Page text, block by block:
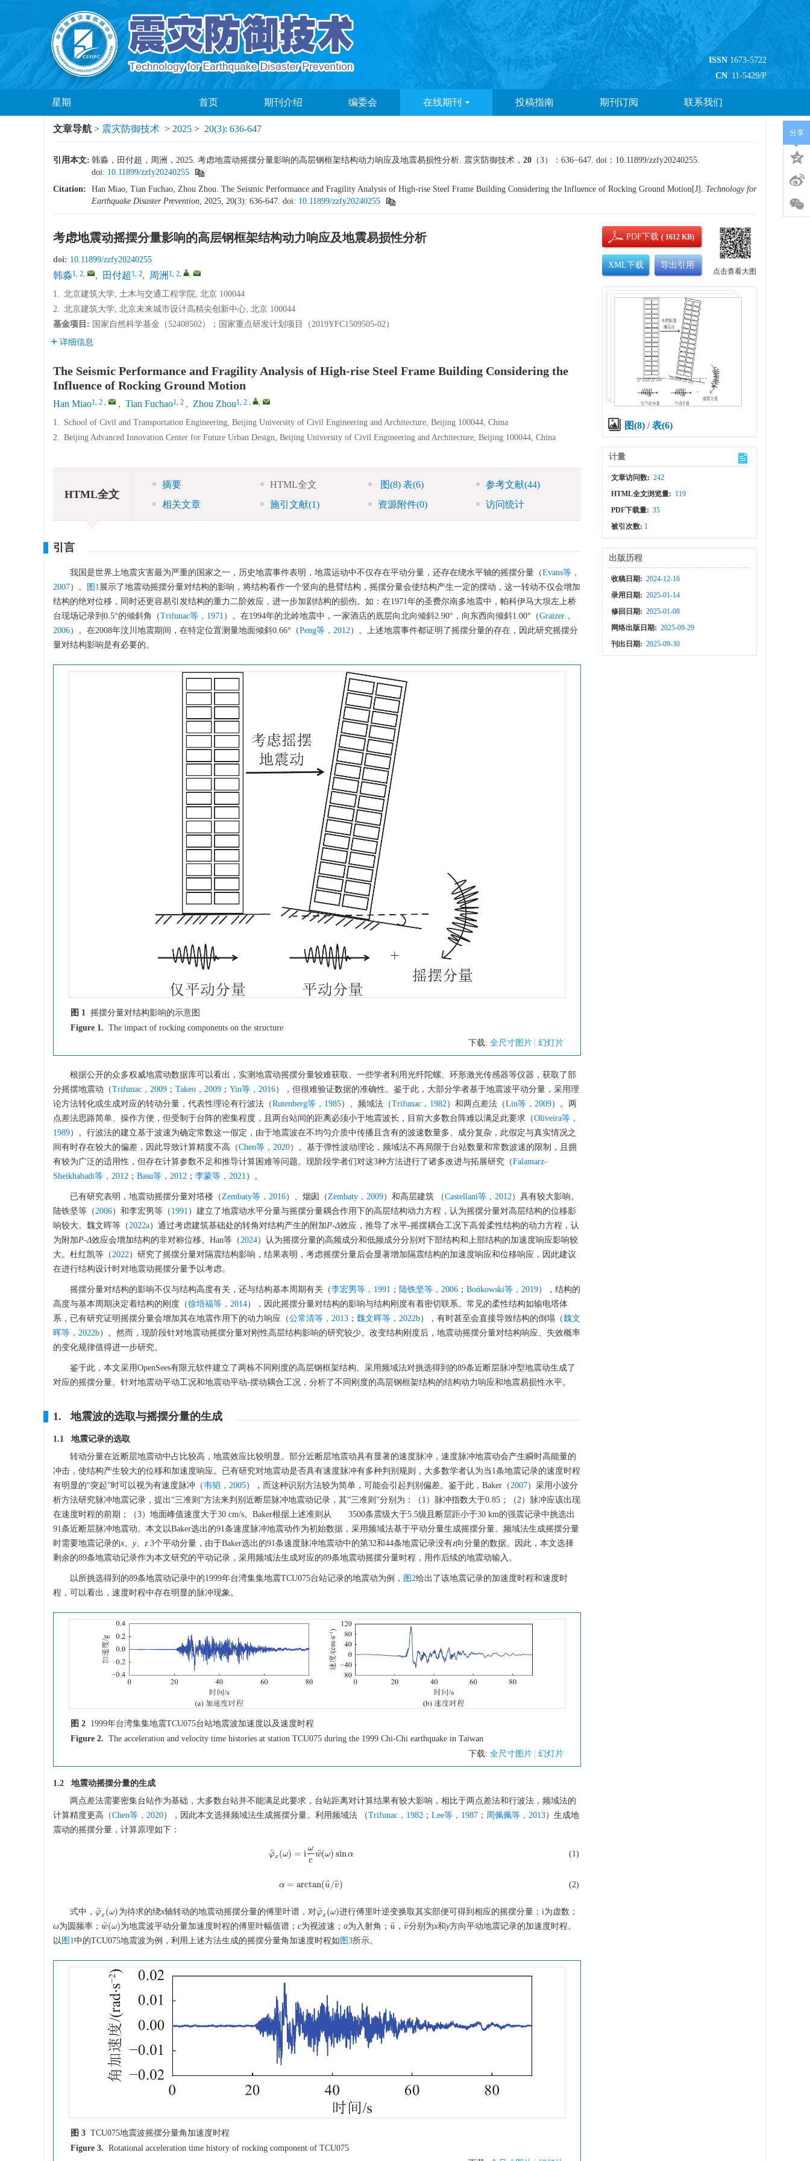
ISSN 1673-5722
CN 11-5429/P
星期 首页 期刊介绍 编委会 在线期刊 投稿指南 期刊订阅 联系我们
文章导航 > 震灾防御技术 > 2025 > 20(3): 636-647
引用本文: 韩淼，田付超，周洲，2025. 考虑地震动摇摆分量影响的高层钢框架结构动力响应及地震易损性分析. 震灾防御技术， 20 （3）：636−647. doi：10.11899/zzfy20240255.
doi: 10.11899/zzfy20240255
Citation:
Han Miao, Tian Fuchao, Zhou Zhou. The Seismic Performance and Fragility Analysis of High-rise Steel Frame Building Considering the Influence of Rocking Ground Motion[J]. Technology for
Earthquake Disaster Prevention, 2025, 20(3): 636-647. doi: 10.11899/zzfy20240255
考虑地震动摇摆分量影响的高层钢框架结构动力响应及地震易损性分析
doi: 10.11899/zzfy20240255
韩淼1, 2, , 田付超 1, 2, 周洲 1, 2, ,
1. 北京建筑大学, 土木与交通工程学院, 北京 100044
2. 北京建筑大学, 北京未来城市设计高精尖创新中心, 北京 100044
基金项目: 国家自然科学基金（52408502）；国家重点研发计划项目（2019YFC1509505-02）
详细信息
The Seismic Performance and Fragility Analysis of High-rise Steel Frame Building Considering the
Influence of Rocking Ground Motion
Han Miao1, 2 , , Tian Fuchao1, 2 , Zhou Zhou1, 2 , ,
1. School of Civil and Transportation Engineering, Beijing University of Civil Engineering and Architecture, Beijing 100044, China
2. Beijing Advanced Innovation Center for Future Urban Design, Beijing University of Civil Engineering and Architecture, Beijing 100044, China
HTML全文
摘要 HTML全文 图(8) 表(6) 参考文献(44)
相关文章
施引文献(1) 资源附件(0) 访问统计
引言
我国是世界上地震灾害最为严重的国家之一，历史地震事件表明，地震运动中不仅存在平动分量，还存在绕水平轴的摇摆分量（Evans等，
2007）。 图1展示了地震动摇摆分量对结构的影响，将结构看作一个竖向的悬臂结构，摇摆分量会使结构产生一定的摆动，这一转动不仅会增加
结构的绝对位移，同时还更容易引发结构的重力二阶效应，进一步加剧结构的损伤。如：在1971年的圣费尔南多地震中，帕科伊马大坝左上桥
台现场记录到0.5°的倾斜角（Trifunac等，1971 ）。在1994年的北岭地震中，一家酒店的底层向北向倾斜2.90°，向东西向倾斜1.00°（Graizer，
2006）。在2008年汶川地震期间，在特定位置测量地面倾斜0.66°（Peng等，2012）。上述地震事件都证明了摇摆分量的存在，因此研究摇摆分
量对结构影响是有必要的。
图 1
摇摆分量对结构影响的示意图
Figure 1. The impact of rocking components on the structure
下载: 全尺寸图片 幻灯片
根据公开的众多权威地震动数据库可以看出，实测地震动摇摆分量较难获取。一些学者利用光纤陀螺、环形激光传感器等仪器，获取了部
分摇摆地震动（Trifunac，2009 ； Takeo，2009 ； Yin等，2016），但很难验证数据的准确性。鉴于此，大部分学者基于地震波平动分量，采用理
论方法转化或生成对应的转动分量，代表性理论有行波法（Rutenberg等，1985）、频域法（Trifunac，1982 ）和两点差法（Lin等，2009）。两
点差法思路简单、操作方便，但受制于台阵的密集程度，且两台站间的距离必须小于地震波长，目前大多数台阵难以满足此要求（Oliveira等，
1989）。行波法的建立基于波速为确定常数这一假定，由于地震波在不均匀介质中传播且含有的波速数量多、成分复杂，此假定与真实情况之
间有时存在较大的偏差，因此导致计算精度不高（Chen等，2020）。基于弹性波动理论，频域法不再局限于台站数量和常数波速的限制，且拥
有较为广泛的适用性，但存在计算参数不足和推导计算困难等问题。现阶段学者们对这3种方法进行了诸多改进与拓展研究（Falamarz-
Sheikhabadi等，2012 ； Basu等，2012 ； 李蒙等，2021 ）。
已有研究表明，地震动摇摆分量对塔楼（ Zembaty等，2016）、烟囱（ Zembaty，2009）和高层建筑 （Castellani等，2012 ）具有较大影响。
陆铁坚等（ 2006）和李宏男等（ 1991 ）建立了地震动水平分量与摇摆分量耦合作用下的高层结构动力方程，认为摇摆分量对高层结构的位移影
响较大。魏文晖等（ 2022a）通过考虑建筑基础处的转角对结构产生的附加P-Δ效应，推导了水平-摇摆耦合工况下高耸柔性结构的动力方程，认
为附加P-Δ效应会增加结构的非对称位移。Han等（ 2024）认为摇摆分量的高频成分和低频成分分别对下部结构和上部结构的加速度响应影响较
大。杜红凯等（ 2022 ）研究了摇摆分量对隔震结构影响，结果表明，考虑摇摆分量后会显著增加隔震结构的加速度响应和位移响应，因此建议
在进行结构设计时对地震动摇摆分量予以考虑。
摇摆分量对结构的影响不仅与结构高度有关，还与结构基本周期有关（李宏男等，1991 ； 陆铁坚等，2006 ； Bońkowski等，2019），结构的
高度与基本周期决定着结构的刚度（徐培福等，2014），因此摇摆分量对结构的影响与结构刚度有着密切联系。常见的柔性结构如输电塔体
系，已有研究证明摇摆分量会增加其在地震作用下的动力响应（公常清等，2013 ； 魏文晖等，2022b），有时甚至会直接导致结构的倒塌（魏文
晖等，2022b）。然而，现阶段针对地震动摇摆分量对刚性高层结构影响的研究较少。改变结构刚度后，地震动摇摆分量对结构响应、失效概率
的变化规律值得进一步研究。
鉴于此，本文采用OpenSees有限元软件建立了两栋不同刚度的高层钢框架结构。采用频域法对挑选得到的89条近断层脉冲型地震动生成了
对应的摇摆分量。针对地震动平动工况和地震动平动-摆动耦合工况，分析了不同刚度的高层钢框架结构的结构动力响应和地震易损性水平。
1. 地震波的选取与摇摆分量的生成
1.1 地震记录的选取
转动分量在近断层地震动中占比较高，地震效应比较明显。部分近断层地震动具有显著的速度脉冲，速度脉冲地震动会产生瞬时高能量的
冲击，使结构产生较大的位移和加速度响应。已有研究对地震动是否具有速度脉冲有多种判别规则，大多数学者认为当1条地震记录的速度时程
有明显的“突起”时可以视为有速度脉冲（韦韬，2005），而这种识别方法较为简单，可能会引起判别偏差。鉴于此，Baker（ 2007）采用小波分
析方法研究脉冲地震记录，提出“三准则”方法来判别近断层脉冲地震动记录，其“三准则”分别为：（1）脉冲指数大于0.85；（2）脉冲应该出现
在速度时程的前期；（3）地面峰值速度大于30 cm/s。Baker根据上述准则从
3500条震级大于5.5级且断层距小于30 km的强震记录中挑选出
91条近断层脉冲地震动。本文以Baker选出的91条速度脉冲地震动作为初始数据，采用频域法基于平动分量生成摇摆分量。频域法生成摇摆分量
时需要地震记录的x y、 z 3个平动分量，由于Baker选出的91条速度脉冲地震动中的第32和44条地震记录没有z向分量的数据。因此，本文选择
剩余的89条地震动记录作为本文研究的平动记录，采用频域法生成对应的89条地震动摇摆分量时程，用作后续的地震动输入。
以所挑选得到的89条地震动记录中的1999年台湾集集地震TCU075台站记录的地震动为例， 图2给出了该地震记录的加速度时程和速度时
程，可以看出，速度时程中存在明显的脉冲现象。
图 2 1999年台湾集集地震TCU075台站地震波加速度以及速度时程
Figure 2. The acceleration and velocity time histories at station TCU075 during the 1999 Chi-Chi earthquake in Taiwan
下载: 全尺寸图片 幻灯片
1.2 地震动摇摆分量的生成
两点差法需要密集台站作为基础，大多数台站并不能满足此要求，台站距离对计算结果有较大影响，相比于两点差法和行波法，频域法的
计算精度更高（Chen等，2020），因此本文选择频域法生成摇摆分量。利用频域法 （Trifunac，1982 ； Lee等，1987 ； 周佩佩等，2013）生成地
震动的摇摆分量，计算原理如下：
φ
¨x (ω) = i
ω
c
w
¨(ω) sinα
φ¨x(ω )= iωcw¨(ω) sinα (1)
α = arctan(u
¨/v
¨)
α= arctan(u¨/v¨) (2)
式中， φ
¨x (ω)
φ¨x(ω) 为待求的绕x轴转动的地震动摇摆分量的傅里叶谱，对φ
¨x (ω)
φ¨x(ω)进行傅里叶逆变换取其实部便可得到相应的摇摆分量；i为虚数；
ω为圆频率； w
¨(ω)
w¨(ω)为地震波平动分量加速度时程的傅里叶幅值谱；c为视波速；α为入射角；u
¨
u¨ ， v
¨
v¨分别为x和y方向平动地震记录的加速度时程。
以 图1中的TCU075地震波为例，利用上述方法生成的摇摆分量角加速度时程如 图3所示。
图 3 TCU075地震波摇摆分量角加速度时程
Figure 3. Rotational acceleration time history of rocking component of TCU075
PDF下载( 1612 KB)
XML下载 导出引用
点击查看大图
图(8) /表(6)
计量
文章访问数: 242
HTML全文浏览量: 119
PDF下载量: 35
被引次数: 1
出版历程
收稿日期: 2024-12-16
录用日期: 2025-01-14
修回日期: 2025-01-08
网络出版日期: 2025-09-29
刊出日期: 2025-09-30
分享